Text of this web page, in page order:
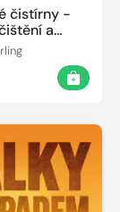
čistírny -
a
vody